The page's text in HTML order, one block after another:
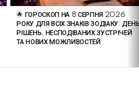
🌟 ГОРОСКОП НА 8 СЕРПНЯ 2026
РОКУ ДЛЯ ВСІХ ЗНАКІВ ЗОДІАКУ:
РІШЕНЬ, НЕСПОДІВАНИХ ЗУСТРІЧЕЙ
ТА НОВИХ МОЖЛИВОСТЕЙ